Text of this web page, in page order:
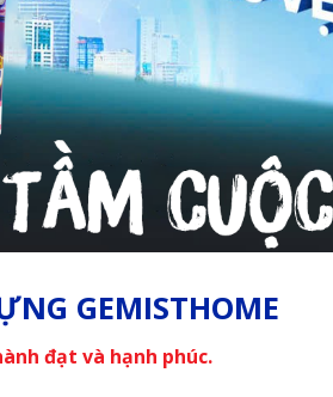
GEMISTHOME
đạt và hạnh phúc.